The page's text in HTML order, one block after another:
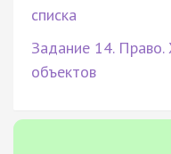
списка
Задание 14. Право.
объектов